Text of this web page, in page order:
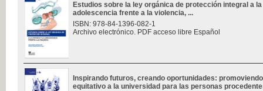
Estudios sobre la ley orgánica de protección integral a
adolescencia frente a la violencia, ...
ISBN: 978-84-1396-082-1
Archivo electrónico. PDF acceso libre Español
Inspirando futuros, creando oportunidades:
equitativo a la universidad para las personas